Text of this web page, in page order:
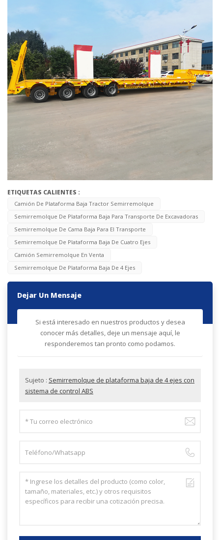
ETIQUETAS CALIENTES :
Camión De Plataforma Baja Tractor Semirremolque
Semirremolque De Plataforma Baja Para Transporte De Excavadoras
Semirremolque De Cama Baja Para El Transporte
Semirremolque De Plataforma Baja De Cuatro Ejes
Camión Semirremolque En Venta
Semirremolque De Plataforma Baja De 4 Ejes
Dejar Un Mensaje
Si está interesado en nuestros productos y desea
conocer más detalles, deje un mensaje aquí, le
responderemos tan pronto como podamos.
Sujeto : Semirremolque de plataforma baja de 4 ejes con
sistema de control ABS